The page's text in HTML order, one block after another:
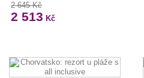
2 645 Kč
2 513 Kč